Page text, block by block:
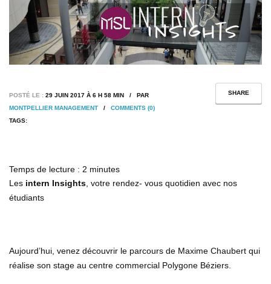
SHARE
POSTÉ LE : 29 JUIN 2017 À 6 H 58 MIN / PAR
MONTPELLIER MANAGEMENT / COMMENTS (0)
TAGS:
Temps de lecture : 2 minutes
Les intern Insights , votre rendez- vous quotidien avec nos
étudiants
Aujourd’hui, venez découvrir le parcours de Maxime Chaubert qui
réalise son stage au centre commercial Polygone Béziers.